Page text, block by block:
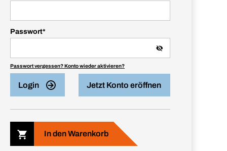
Passwort*
Passwort vergessen? Konto wieder aktivieren?
Login Jetzt Konto eröffnen
In den Warenkorb